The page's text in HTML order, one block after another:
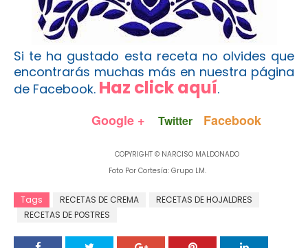
Si te ha gustado esta receta no olvides que
encontrarás muchas más en nuestra página
de Facebook. Haz click aquí.
Google + Twitter Facebook
COPYRIGHT © NARCISO MALDONADO
Foto Por Cortesía: Grupo LM.
Tags RECETAS DE CREMA
RECETAS DE HOJALDRES
RECETAS DE POSTRES